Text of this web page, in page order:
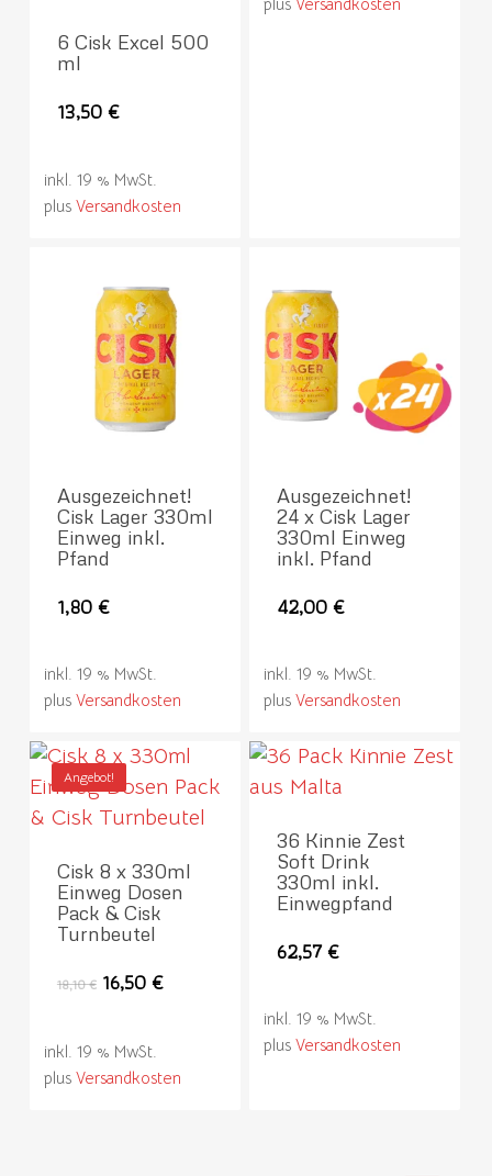
6 Cisk Excel 500
ml
13,50€
inkl. 19 % MwSt.
plus Versandkosten
plus Versandkosten
Ausgezeichnet!
Cisk Lager 330ml
Einweg inkl.
Pfand
1,80€
inkl. 19 % MwSt.
plus Versandkosten
Ausgezeichnet!
24 x Cisk Lager
330ml Einweg
inkl. Pfand
42,00€
inkl. 19 % MwSt.
plusVersandkosten
Angebot!
Cisk 8 x 330ml
Einweg Dosen
Pack & Cisk
Turnbeutel
18,10€ Ursprünglicher
18,10 €
16,50€Aktueller
inkl. 19 % MwSt.
plus Versandkosten
36 Kinnie Zest
Soft Drink
330ml inkl.
Einwegpfand
62,57€
inkl. 19 % MwSt.
plusVersandkosten